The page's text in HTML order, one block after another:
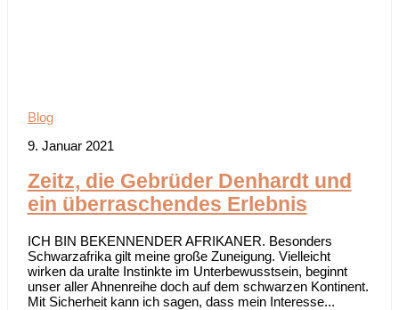
Blog
9. Januar 2021
Zeitz, die Gebrüder Denhardt und
ein überraschendes Erlebnis
ICH BIN BEKENNENDER AFRIKANER. Besonders
Schwarzafrika gilt meine große Zuneigung. Vielleicht
wirken da uralte Instinkte im Unterbewusstsein, beginnt
unser aller Ahnenreihe doch auf dem schwarzen Kontinent.
Mit Sicherheit kann ich sagen, dass mein Interesse...